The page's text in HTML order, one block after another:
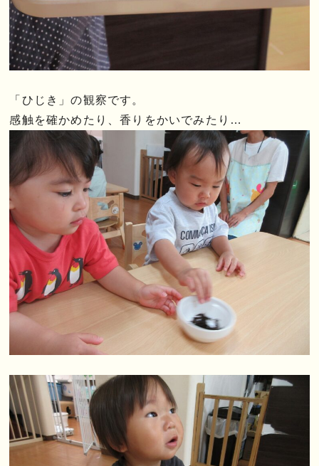
「ひじき」の観察です。
感触を確かめたり、香りをかいでみたり…